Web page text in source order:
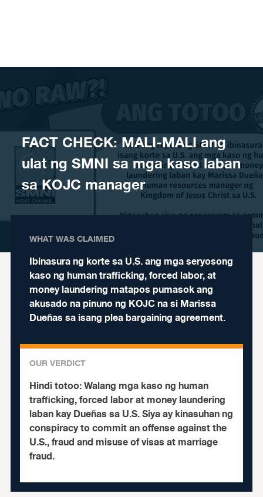
FACT CHECK: MALI-MALI ang
ulat ng SMNI sa mga kaso laban
sa KOJC manager
WHAT WAS CLAIMED
Ibinasura ng korte sa U.S. ang mga seryosong
kaso ng human trafficking, forced labor, at
money laundering matapos pumasok ang
akusado na pinuno ng KOJC na si Marissa
Dueñas sa isang plea bargaining agreement.
OUR VERDICT
Hindi totoo:Walang mga kaso ng human
trafficking, forced labor at money laundering
laban kay Dueñas sa U.S. Siya ay kinasuhan ng
conspiracy to commit an offense against the
U.S., fraud and misuse of visas at marriage
fraud.